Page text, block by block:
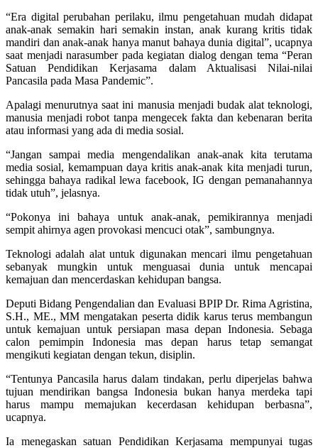
“Era digital perubahan perilaku, ilmu pengetahuan mudah didapat
anak-anak semakin hari semakin instan, anak kurang kritis tidak
mandiri dan anak-anak hanya manut bahaya dunia digital”, ucapnya
saat menjadi narasumber pada kegiatan dialog dengan tema “Peran
Satuan Pendidikan Kerjasama dalam Aktualisasi Nilai-nilai
Pancasila pada Masa Pandemic”.
Apalagi menurutnya saat ini manusia menjadi budak alat teknologi,
manusia menjadi robot tanpa mengecek fakta dan kebenaran berita
atau informasi yang ada di media sosial.
“Jangan sampai media mengendalikan anak-anak kita terutama
media sosial, kemampuan daya kritis anak-anak kita menjadi turun,
sehingga bahaya radikal lewa facebook, IG dengan pemanahannya
tidak utuh”, jelasnya.
“Pokonya ini bahaya untuk anak-anak, pemikirannya menjadi
sempit ahirnya agen provokasi mencuci otak”, sambungnya.
Teknologi adalah alat untuk digunakan mencari ilmu pengetahuan
sebanyak mungkin untuk menguasai dunia untuk mencapai
kemajuan dan mencerdaskan kehidupan bangsa.
Deputi Bidang Pengendalian dan Evaluasi BPIP Dr. Rima Agristina,
S.H., ME., MM mengatakan peserta didik karus terus membangun
untuk kemajuan untuk persiapan masa depan Indonesia. Sebaga
calon pemimpin Indonesia mas depan harus tetap semangat
mengikuti kegiatan dengan tekun, disiplin.
“Tentunya Pancasila harus dalam tindakan, perlu diperjelas bahwa
tujuan mendirikan bangsa Indonesia bukan hanya merdeka tapi
harus mampu memajukan kecerdasan kehidupan berbasna”,
ucapnya.
Ia menegaskan satuan Pendidikan Kerjasama mempunyai tugas